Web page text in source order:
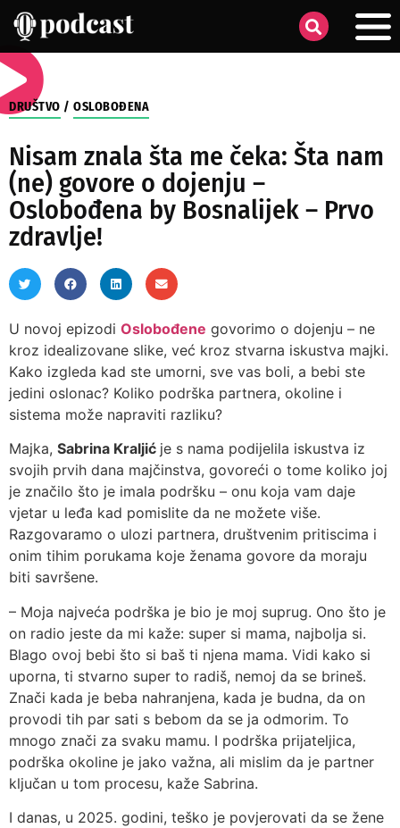
DRUŠTVO / OSLOBOĐENA
Nisam znala šta me čeka: Šta nam
(ne) govore o dojenju –
Oslobođena by Bosnalijek – Prvo
zdravlje!
U novoj epizodi Oslobođene govorimo o dojenju – ne
kroz idealizovane slike, već kroz stvarna iskustva majki.
Kako izgleda kad ste umorni, sve vas boli, a bebi ste
jedini oslonac? Koliko podrška partnera, okoline i
sistema može napraviti razliku?
Majka, Sabrina Kraljić je s nama podijelila iskustva iz
svojih prvih dana majčinstva, govoreći o tome koliko joj
je značilo što je imala podršku – onu koja vam daje
vjetar u leđa kad pomislite da ne možete više.
Razgovaramo o ulozi partnera, društvenim pritiscima i
onim tihim porukama koje ženama govore da moraju
biti savršene.
– Moja najveća podrška je bio je moj suprug. Ono što je
on radio jeste da mi kaže: super si mama, najbolja si.
Blago ovoj bebi što si baš ti njena mama. Vidi kako si
uporna, ti stvarno super to radiš, nemoj da se brineš.
Znači kada je beba nahranjena, kada je budna, da on
provodi tih par sati s bebom da se ja odmorim. To
mnogo znači za svaku mamu. I podrška prijateljica,
podrška okoline je jako važna, ali mislim da je partner
ključan u tom procesu, kaže Sabrina.
I danas, u 2025. godini, teško je povjerovati da se žene